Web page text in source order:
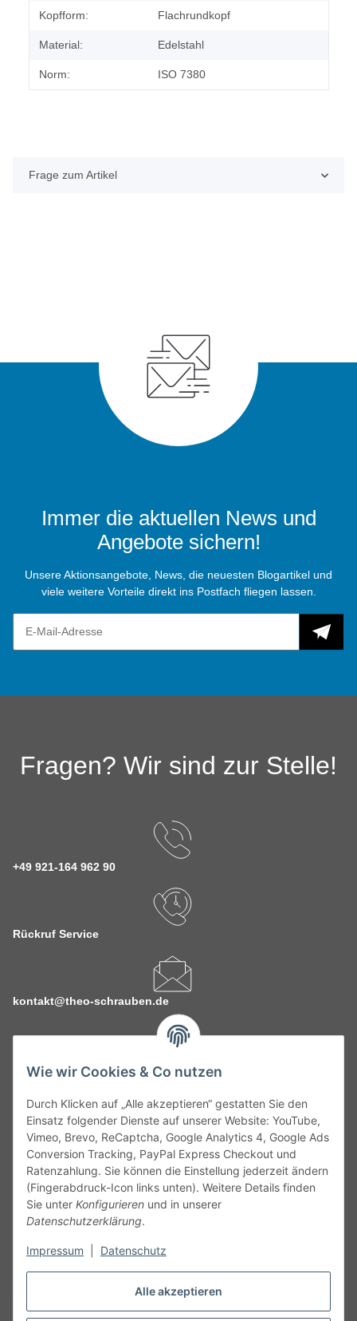
Alle akzeptieren
Wie wir Cookies & Co nutzen
Durch Klicken auf „Alle akzeptieren“ gestatten Sie den
Einsatz folgender Dienste auf unserer Website: YouTube,
Vimeo, Brevo, ReCaptcha, Google Analytics 4, Google Ads
Conversion Tracking, PayPal Express Checkout und
Ratenzahlung. Sie können die Einstellung jederzeit ändern
(Fingerabdruck-Icon links unten). Weitere Details finden
Sie unter Konfigurieren und in unserer
Datenschutzerklärung.
Impressum Datenschutz
Kopfform: Flachrundkopf
Material: Edelstahl
Norm: ISO 7380
Frage zum Artikel
Immer die aktuellen News und
Angebote sichern!
Unsere Aktionsangebote, News, die neuesten Blogartikel und
viele weitere Vorteile direkt ins Postfach fliegen lassen.
Fragen? Wir sind zur Stelle!
+49 921-164 962 90
Rückruf Service
kontakt@theo-schrauben.de
Service
Gesetzliche Informationen
Alle technischen Angaben ohne Gewähr. Irrtümer und fehlerhafte
Angaben vorbehalten. Wenn Sie Datenblätter oder spezielle
unseren Kundenservice. Abbildungen der Artikel können
Vertrag widerrufen